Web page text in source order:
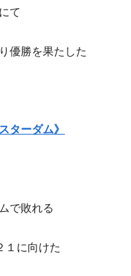
て
優勝を果たした
ターダム》
で敗れる
に向けた